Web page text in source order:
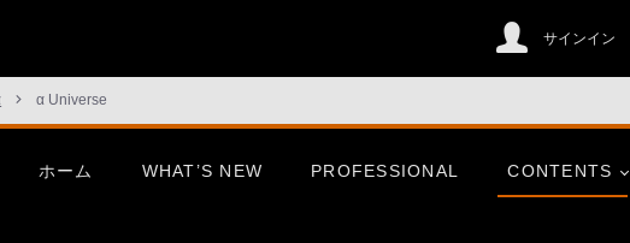
サインイン
α Universe
ホーム WHAT’S NEW PROFESSIONAL CONTENTS